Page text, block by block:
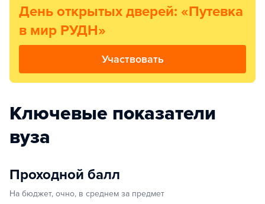
День открытых дверей: «Путевка
в мир РУДН»
Участвовать
Ключевые показатели
вуза
Проходной балл
На бюджет, очно, в среднем за предмет